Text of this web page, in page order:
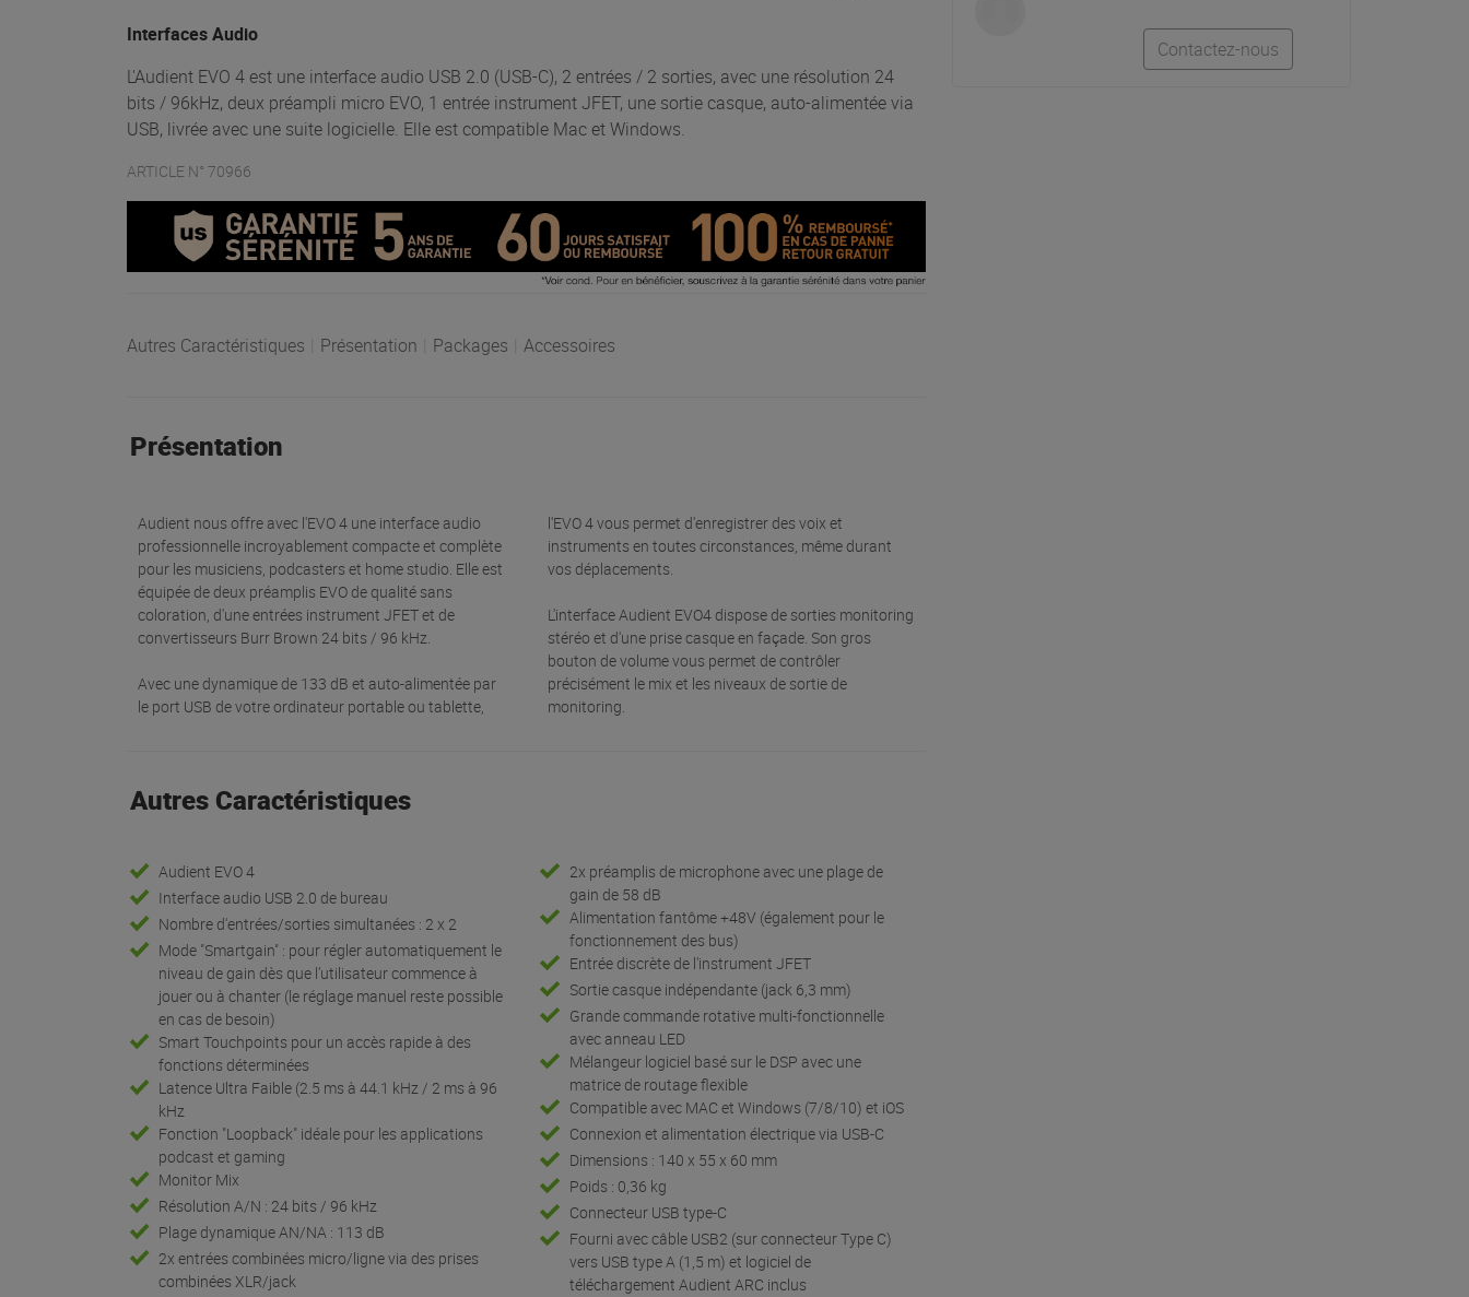
Interfaces Audio
L'Audient EVO 4 est une interface audio USB 2.0 (USB-C), 2 entrées / 2 sorties, avec une résolution 24
bits / 96kHz, deux préampli micro EVO, 1 entrée instrument JFET, une sortie casque, auto-alimentée via
USB, livrée avec une suite logicielle. Elle est compatible Mac et Windows.
ARTICLE N° 70966
Autres Caractéristiques Présentation Packages Accessoires
Présentation
Audient nous offre avec l'EVO 4 une interface audio
professionnelle incroyablement compacte et complète
pour les musiciens, podcasters et home studio. Elle est
équipée de deux préamplis EVO de qualité sans
coloration, d'une entrées instrument JFET et de
convertisseurs Burr Brown 24 bits / 96 kHz.
Avec une dynamique de 133 dB et auto-alimentée par
le port USB de votre ordinateur portable ou tablette,
l'EVO 4 vous permet d'enregistrer des voix et
instruments en toutes circonstances, même durant
vos déplacements.
L'interface Audient EVO4 dispose de sorties monitoring
stéréo et d'une prise casque en façade. Son gros
bouton de volume vous permet de contrôler
précisément le mix et les niveaux de sortie de
monitoring.
Autres Caractéristiques
Audient EVO 4
Interface audio USB 2.0 de bureau
Nombre d'entrées/sorties simultanées : 2 x 2
Mode "Smartgain" : pour régler automatiquement le
niveau de gain dès que l’utilisateur commence à
jouer ou à chanter (le réglage manuel reste possible
en cas de besoin)
Smart Touchpoints pour un accès rapide à des
fonctions déterminées
Latence Ultra Faible (2.5 ms à 44.1 kHz / 2 ms à 96
kHz
Fonction "Loopback" idéale pour les applications
podcast et gaming
Monitor Mix
Résolution A/N : 24 bits / 96 kHz
Plage dynamique AN/NA : 113 dB
2x entrées combinées micro/ligne via des prises
combinées XLR/jack
2x préamplis de microphone avec une plage de
gain de 58 dB
Alimentation fantôme +48V (également pour le
fonctionnement des bus)
Entrée discrète de l'instrument JFET
Sortie casque indépendante (jack 6,3 mm)
Grande commande rotative multi-fonctionnelle
avec anneau LED
Mélangeur logiciel basé sur le DSP avec une
matrice de routage flexible
Compatible avec MAC et Windows (7/8/10) et iOS
Connexion et alimentation électrique via USB-C
Dimensions : 140 x 55 x 60 mm
Poids : 0,36 kg
Connecteur USB type-C
Fourni avec câble USB2 (sur connecteur Type C)
vers USB type A (1,5 m) et logiciel de
téléchargement Audient ARC inclus
Contactez-nous